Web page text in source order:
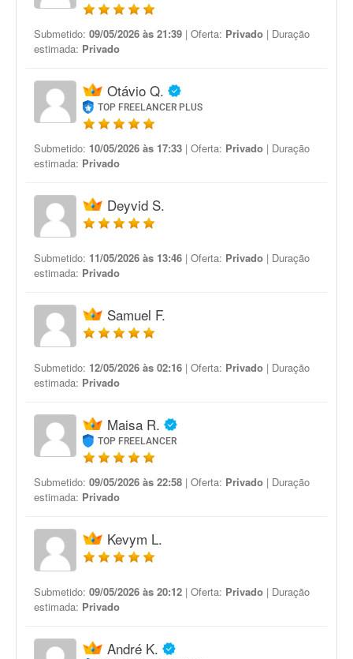
Submetido: 09/05/2026 às 21:39 | Oferta: Privado | Duração
estimada: Privado
Otávio Q.
TOP FREELANCER PLUS
Submetido: 10/05/2026 às 17:33 | Oferta: Privado | Duração
estimada: Privado
Deyvid S.
Submetido: 11/05/2026 às 13:46 | Oferta: Privado | Duração
estimada: Privado
Samuel F.
Submetido: 12/05/2026 às 02:16 | Oferta: Privado | Duração
estimada: Privado
Maisa R.
TOP FREELANCER
Submetido: 09/05/2026 às 22:58 | Oferta: Privado | Duração
estimada: Privado
Kevym L.
Submetido: 09/05/2026 às 20:12 | Oferta: Privado | Duração
estimada: Privado
André K.